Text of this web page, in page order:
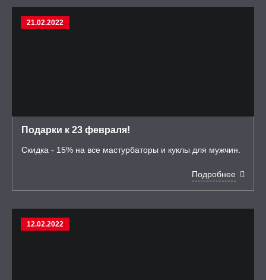
21.02.2022
Подарки к 23 февраля!
Скидка - 15% на все мастурбаторы и куклы для мужчин.
Подробнее
12.02.2022